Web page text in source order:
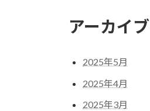
アーカイブ
2025年5月
2025年4月
2025年3月